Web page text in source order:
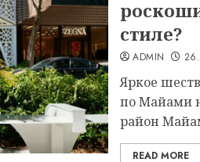
стиле?
ADMIN
Яркое
по Майами
район
READ MORE